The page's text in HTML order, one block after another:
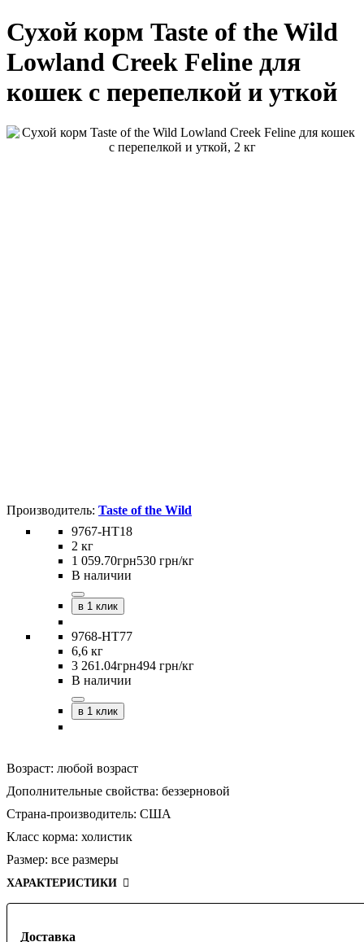
Сухой корм Taste of the Wild
Lowland Creek Feline для
кошек с перепелкой и уткой
Доставка
Taste of the Wild
9767-HT18
2 кг
1 059.70грн530 грн/кг
В наличии
в 1 клик
9768-HT77
6,6 кг
3 261 .04грн494 грн/кг
В наличии
в 1 клик
Возраст: любой возраст
Дополнительные свойства: беззерновой
Страна-производитель: США
Класс корма: холистик
Размер: все размеры
ХАРАКТЕРИСТИКИ